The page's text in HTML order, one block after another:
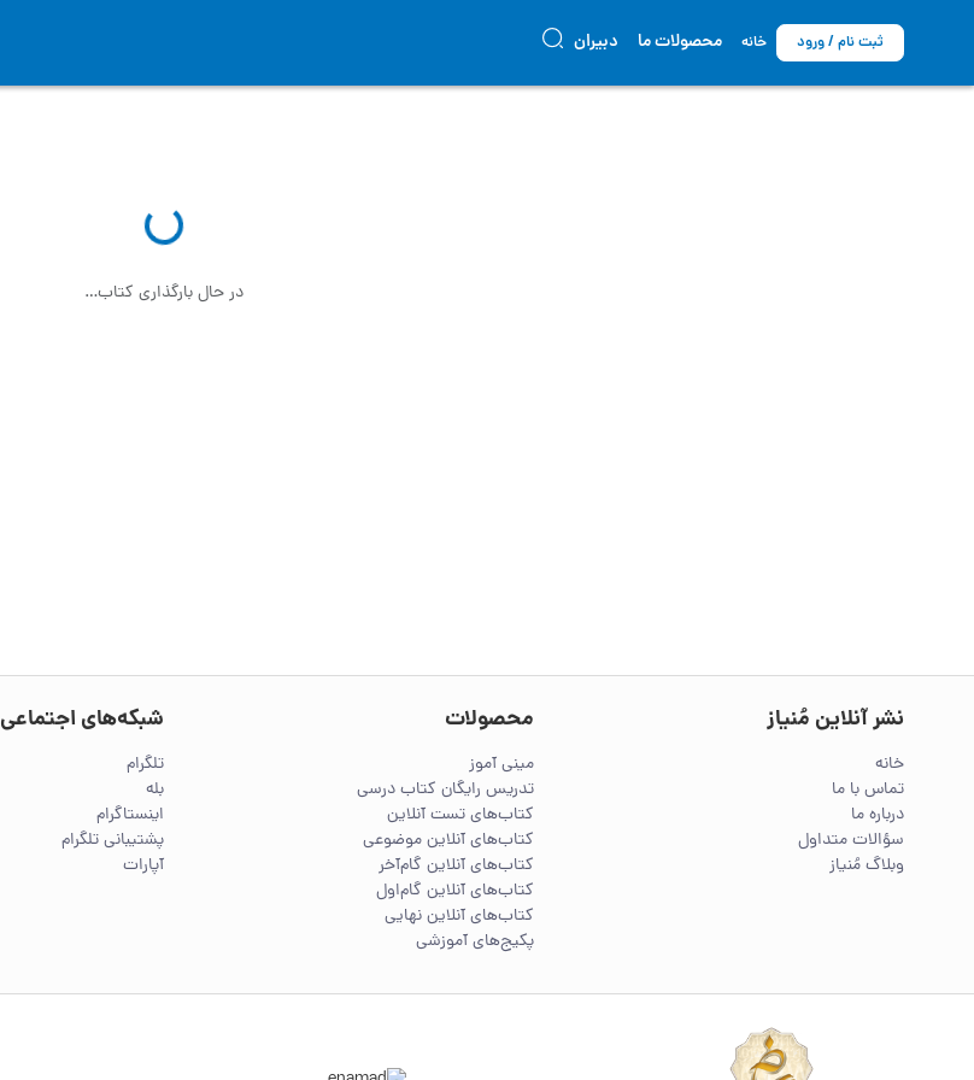
ثبت نام / ورود خانه محصولات ما دبیران
در حال بارگذاری کتاب…
نشر آنلاین مُنیاز
خانه
تماس با ما
درباره ما
سؤالات متداول
وبلاگ مُنیاز
محصولات
مینی آموز
تدریس رایگان کتاب درسی
کتاب‌های تست آنلاین
کتاب‌های آنلاین موضوعی
کتاب‌های آنلاین گام‌آخر
کتاب‌های آنلاین گام‌اول
کتاب‌های آنلاین نهایی
پکیج‌های آموزشی
شبکه‌های اجتماعی
تلگرام
بله
اینستاگرام
پشتیبانی تلگرام
آپارات